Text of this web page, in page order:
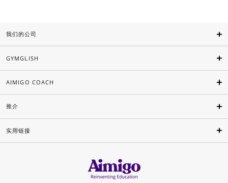
我们的公司
GYMGLISH
AIMIGO COACH
推介
实用链接